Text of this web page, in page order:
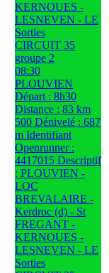
KERNOUES -
LESNEVEN - LE
Sorties
CIRCUIT 35
groupe 2
08:30
PLOUVIEN
Départ : 8h30
Distance : 83 km
500 Dénivelé : 687
m Identifiant
Openrunner :
4417015 Descriptif
: PLOUVIEN -
LOC
BREVALAIRE -
Kerdroc (d) - St
FREGANT -
KERNOUES -
LESNEVEN - LE
Sorties